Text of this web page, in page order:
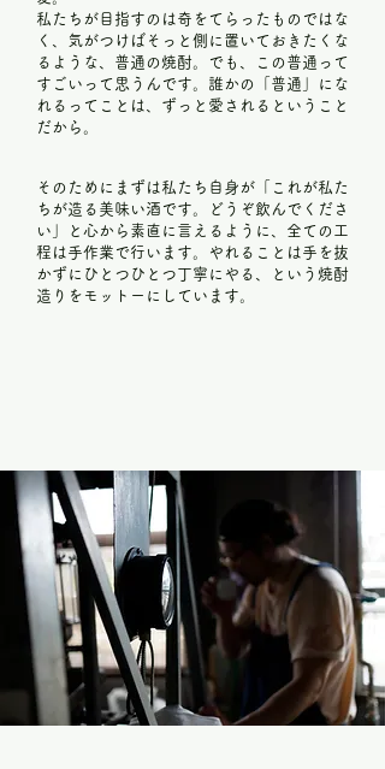
​私たちが目指すのは奇をてらったものではな
く、気がつけばそっと側に置いておきたくな
るような、普通の焼酎。でも、この普通って
すごいって思うんです。誰かの「普通」にな
れるってことは、ずっと愛されるということ
だから。
そのためにまずは私たち自身が「これが私た
ちが造る美味い酒です。どうぞ飲んでくださ
い」と心から素直に言えるように、全ての工
程は手作業で行います。やれることは手を抜
かずにひとつひとつ丁寧にやる、という焼酎
造りをモットーにしています。